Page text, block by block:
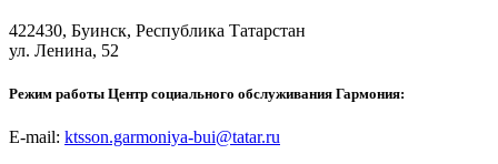
422430, Буинск, Республика Татарстан
ул. Ленина, 52
Режим работы Центр социального обслуживания Гармония:
E-mail: ktsson.garmoniya-bui@tatar.ru